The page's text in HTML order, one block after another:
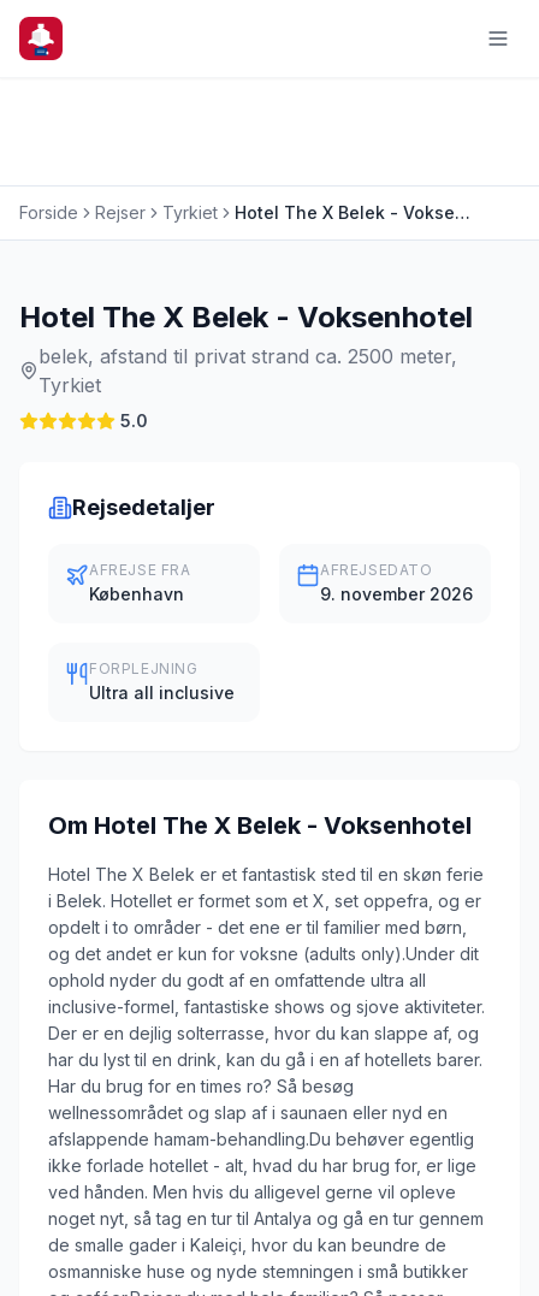
Forside Rejser Tyrkiet Hotel The X Belek - Voksenhotel
Hotel The X Belek - Voksenhotel
belek, afstand til privat strand ca. 2500 meter,
Tyrkiet
5.0
Rejsedetaljer
AFREJSE FRA
København
AFREJSEDATO
9. november 2026
FORPLEJNING
Ultra all inclusive
Om Hotel The X Belek - Voksenhotel
Hotel The X Belek er et fantastisk sted til en skøn ferie
i Belek. Hotellet er formet som et X, set oppefra, og er
opdelt i to områder - det ene er til familier med børn,
og det andet er kun for voksne (adults only).Under dit
ophold nyder du godt af en omfattende ultra all
inclusive-formel, fantastiske shows og sjove aktiviteter.
Der er en dejlig solterrasse, hvor du kan slappe af, og
har du lyst til en drink, kan du gå i en af hotellets barer.
Har du brug for en times ro? Så besøg
wellnessområdet og slap af i saunaen eller nyd en
afslappende hamam-behandling.Du behøver egentlig
ikke forlade hotellet - alt, hvad du har brug for, er lige
ved hånden. Men hvis du alligevel gerne vil opleve
noget nyt, så tag en tur til Antalya og gå en tur gennem
de smalle gader i Kaleiçi, hvor du kan beundre de
osmanniske huse og nyde stemningen i små butikker